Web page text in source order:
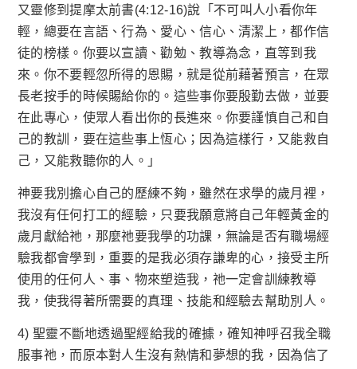
又靈修到提摩太前書(4:12-16)說「不可叫人小看你年
輕，總要在言語、行為、愛心、信心、清潔上，都作信
徒的榜樣。你要以宣讀、勸勉、教導為念，直等到我
來。你不要輕忽所得的恩賜，就是從前藉著預言，在眾
長老按手的時候賜給你的。這些事你要殷勤去做，並要
在此專心，使眾人看出你的長進來。你要謹慎自己和自
己的教訓，要在這些事上恆心；因為這樣行，又能救自
己，又能救聽你的人。」
神要我別擔心自己的歷練不夠，雖然在求學的歲月裡，
我沒有任何打工的經驗，只要我願意將自己年輕黃金的
歲月獻給祂，那麼祂要我學的功課，無論是否有職場經
驗我都會學到，重要的是我必須存謙卑的心，接受主所
使用的任何人、事、物來塑造我，祂一定會訓練教導
我，使我得著所需要的真理、技能和經驗去幫助別人。
4) 聖靈不斷地透過聖經給我的確據，確知神呼召我全職
服事祂，而原本對人生沒有熱情和夢想的我，因為信了